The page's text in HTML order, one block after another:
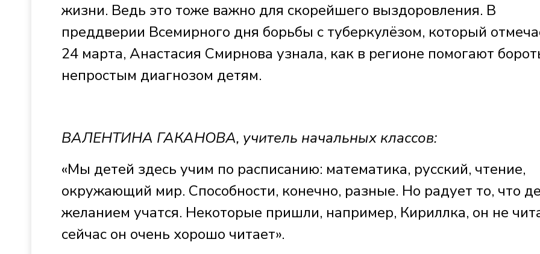
жизни. Ведь это тоже важно для скорейшего выздоровления. В
преддверии Всемирного дня борьбы с туберкулёзом, который
24 марта, Анастасия Смирнова узнала, как в регионе помогают
непростым диагнозом детям.
ВАЛЕНТИНА ГАКАНОВА, учитель начальных классов:
«Мы детей здесь учим по расписанию: математика, русский, чтение,
окружающий мир. Способности, конечно, разные. Но радует то, что
желанием учатся. Некоторые пришли, например, Кириллка, он не
сейчас он очень хорошо читает».